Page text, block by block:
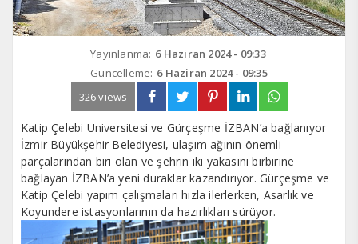
Yayınlanma: 6 Haziran 2024 - 09:33
Güncelleme: 6 Haziran 2024 - 09:35
326 views
Katip Çelebi Üniversitesi ve Gürçeşme İZBAN’a bağlanıyor
İzmir Büyükşehir Belediyesi, ulaşım ağının önemli
parçalarından biri olan ve şehrin iki yakasını birbirine
bağlayan İZBAN’a yeni duraklar kazandırıyor. Gürçeşme ve
Katip Çelebi yapım çalışmaları hızla ilerlerken, Asarlık ve
Koyundere istasyonlarının da hazırlıkları sürüyor.